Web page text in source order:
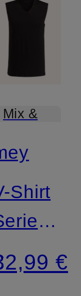
Mix &
Shirt
€